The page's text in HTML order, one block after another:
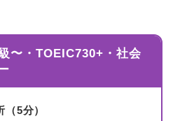
〜・TOEIC730+・社会
5分）
ホーム
志の”ほぼ日刊”英語